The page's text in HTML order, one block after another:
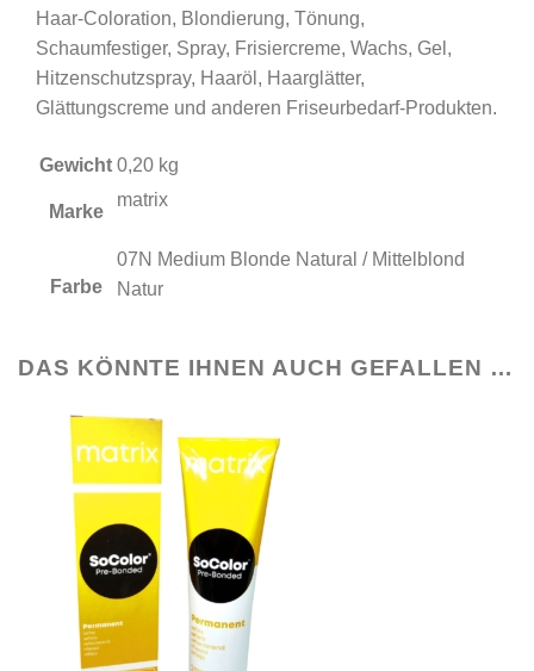
Haar-Coloration, Blondierung, Tönung,
Schaumfestiger, Spray, Frisiercreme, Wachs, Gel,
Hitzenschutzspray, Haaröl, Haarglätter,
Glättungscreme und anderen Friseurbedarf-Produkten.
Gewicht 0,20 kg
Marke
matrix
Farbe
07N Medium Blonde Natural / Mittelblond
Natur
DAS KÖNNTE IHNEN AUCH GEFALLEN …